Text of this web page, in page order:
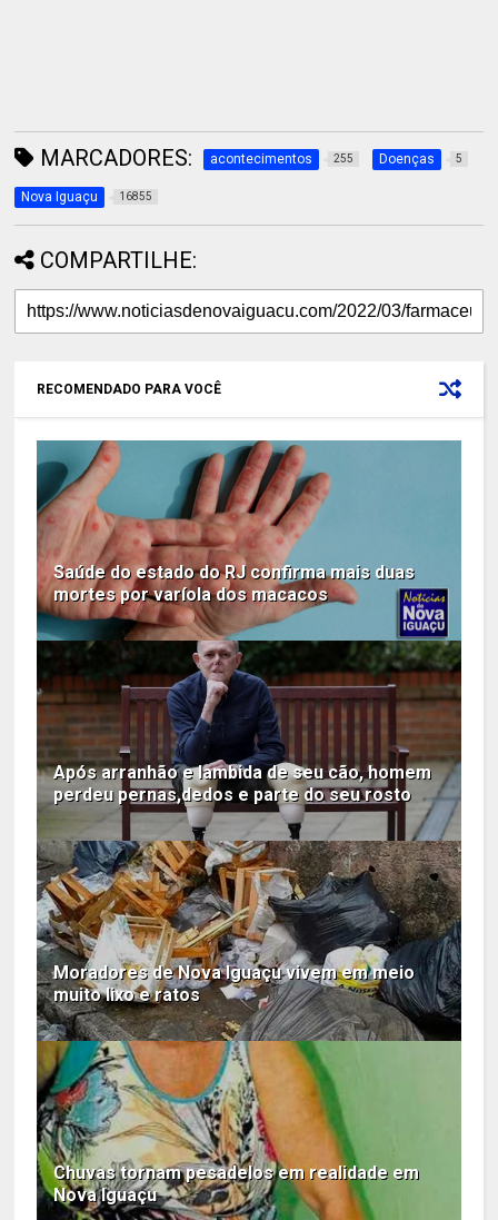
MARCADORES: acontecimentos 255 Doenças 5
Nova Iguaçu 16855
COMPARTILHE:
RECOMENDADO PARA VOCÊ
Saúde do estado do RJ confirma mais duas
mortes por varíola dos macacos
Após arranhão e lambida de seu cão, homem
perdeu pernas,dedos e parte do seu rosto
Moradores de Nova Iguaçu vivem em meio
muito lixo e ratos
Chuvas tornam pesadelos em realidade em
Nova Iguaçu